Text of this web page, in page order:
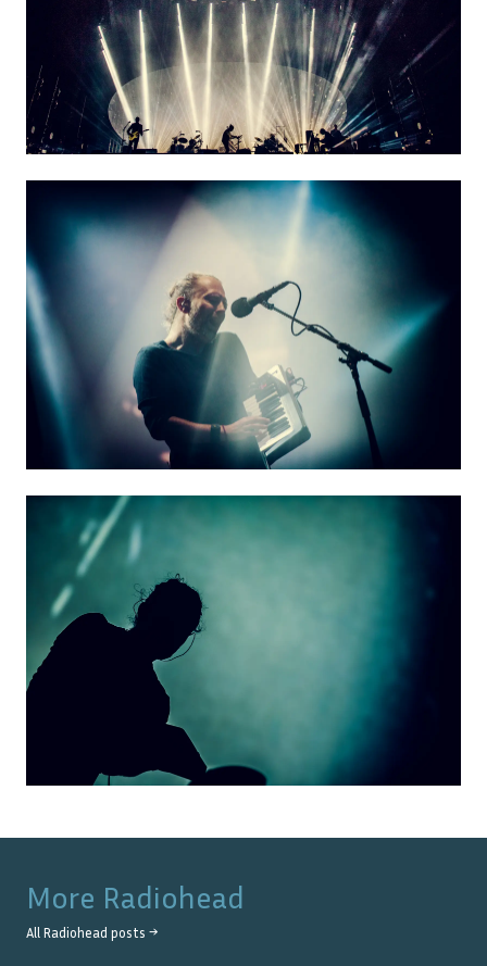
More Radiohead
All Radiohead posts →